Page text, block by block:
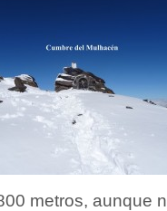
metros, aunque